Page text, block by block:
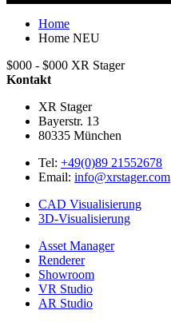
Home
Home NEU
$000 - $000 XR Stager
Kontakt
XR Stager
Bayerstr. 13
80335 München
Tel: +49(0)89 21552678
Email: info@xrstager.com
CAD Visualisierung
3D-Visualisierung
Asset Manager
Renderer
Showroom
VR Studio
AR Studio